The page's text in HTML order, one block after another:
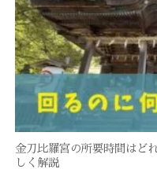
金刀比羅宮の所要時間はど
しく解説